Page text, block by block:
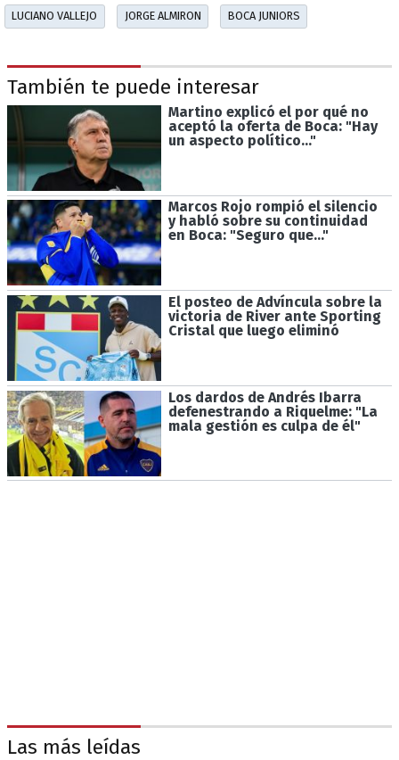
LUCIANO VALLEJO JORGE ALMIRON BOCA JUNIORS
También te puede interesar
Martino explicó el por qué no
aceptó la oferta de Boca: "Hay
un aspecto político..."
Marcos Rojo rompió el silencio
y habló sobre su continuidad
en Boca: "Seguro que..."
El posteo de Advíncula sobre la
victoria de River ante Sporting
Cristal que luego eliminó
Los dardos de Andrés Ibarra
defenestrando a Riquelme: "La
mala gestión es culpa de él"
Las más leídas